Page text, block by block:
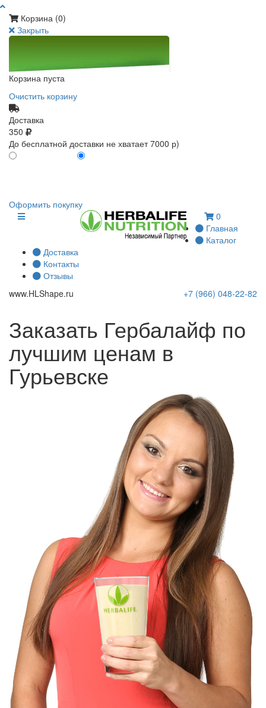
Корзина (0)
Закрыть
Корзина пуста
Очистить корзину
Доставка
350
До бесплатной доставки не хватает 7000 р)
Оформить покупку
0
Главная
Каталог
Доставка
Контакты
Отзывы
www.HLShape.ru +7 (966) 048-22-82
Заказать Гербалайф по
лучшим ценам в
Гурьевске